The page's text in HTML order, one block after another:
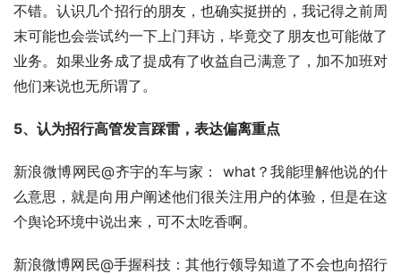
不错。认识几个招行的朋友，也确实挺拼的，我记得之前周
末可能也会尝试约一下上门拜访，毕竟交了朋友也可能做了
业务。如果业务成了提成有了收益自己满意了，加不加班对
他们来说也无所谓了。
5、认为招行高管发言踩雷，表达偏离重点
新浪微博网民@齐宇的车与家： what？我能理解他说的什
么意思，就是向用户阐述他们很关注用户的体验，但是在这
个舆论环境中说出来，可不太吃香啊。
新浪微博网民@手握科技：其他行领导知道了不会也向招行